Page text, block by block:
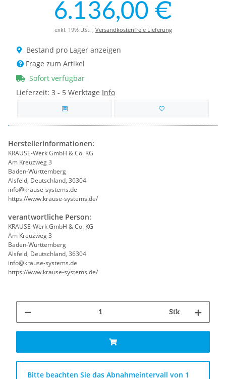
6.136,00 €
exkl. 19% USt. , Versandkostenfreie Lieferung
Bestand pro Lager anzeigen
Frage zum Artikel
Sofort verfügbar
Lieferzeit: 3 - 5 Werktage Info
Herstellerinformationen:
KRAUSE-Werk GmbH & Co. KG
Am Kreuzweg 3
Baden-Württemberg
Alsfeld, Deutschland, 36304
info@krause-systems.de
https://www.krause-systems.de/
verantwortliche Person:
KRAUSE-Werk GmbH & Co. KG
Am Kreuzweg 3
Baden-Württemberg
Alsfeld, Deutschland, 36304
info@krause-systems.de
https://www.krause-systems.de/
Stk
x
Bitte beachten Sie das Abnahmeintervall von 1